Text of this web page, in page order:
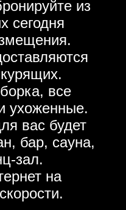
из
сегодня
все
ухоженные.
вас будет
бар, сауна,
зал.
на